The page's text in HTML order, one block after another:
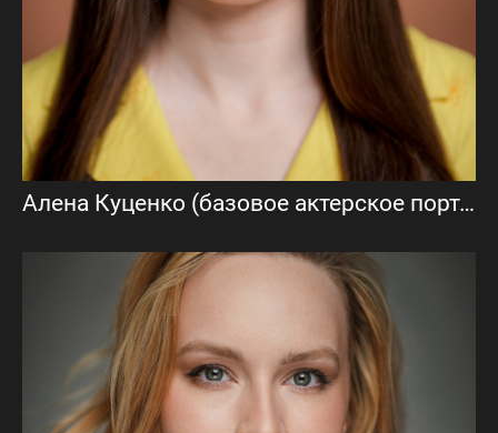
Алена Куценко (базовое актерское портфолио)